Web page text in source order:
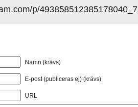
p/
Namn (krävs)
E-post (publiceras ej) (krävs)
URL